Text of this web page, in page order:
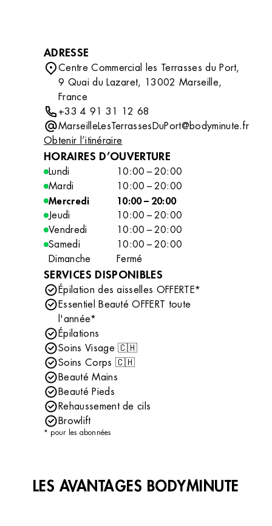
ADRESSE
Centre Commercial les Terrasses du Port,
9 Quai du Lazaret, 13002 Marseille,
France
+33 4 91 31 12 68
MarseilleLesTerrassesDuPort@bodyminute.fr
Obtenir l’itinéraire
HORAIRES D’OUVERTURE
Lundi
10:00 – 20:00
Mardi
10:00 – 20:00
Mercredi
10:00 – 20:00
Jeudi
10:00 – 20:00
Vendredi
10:00 – 20:00
Samedi
10:00 – 20:00
Dimanche
Fermé
SERVICES DISPONIBLES
Épilation des aisselles OFFERTE*
Essentiel Beauté OFFERT toute
l'année*
Épilations
Soins Visage 🇨🇭
Soins Corps 🇨🇭
Beauté Mains
Beauté Pieds
Rehaussement de cils
Browlift
* pour les abonnées
LES AVANTAGES BODYMINUTE